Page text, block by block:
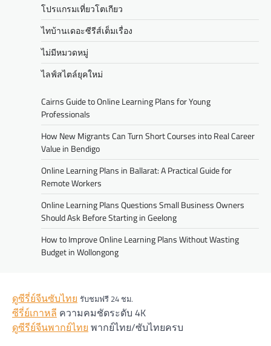
โปรแกรมเที่ยวโตเกียว
ไทบ้านเดอะซีรีส์เต็มเรื่อง
ไม่มีหมวดหมู่
ไลฟ์สไตล์ยุคใหม่
Cairns Guide to Online Learning Plans for Young
Professionals
How New Migrants Can Turn Short Courses into Real Career
Value in Bendigo
Online Learning Plans in Ballarat: A Practical Guide for
Remote Workers
Online Learning Plans Questions Small Business Owners
Should Ask Before Starting in Geelong
How to Improve Online Learning Plans Without Wasting
Budget in Wollongong
ดูซีรี่ย์จีนซับไทย รับชมฟรี 24 ชม.
ซีรี่ย์เกาหลี ความคมชัดระดับ 4K
ดูซีรีย์จีนพากย์ไทย พากย์ไทย/ซับไทยครบ